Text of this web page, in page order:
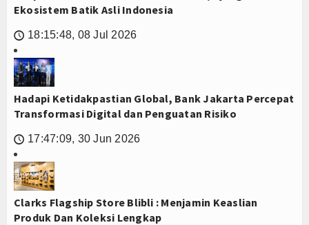
Ekosistem Batik Asli Indonesia
🕔 18:15:48, 08 Jul 2026
Hadapi Ketidakpastian Global, Bank Jakarta Percepat
Transformasi Digital dan Penguatan Risiko
🕔 17:47:09, 30 Jun 2026
Clarks Flagship Store Blibli : Menjamin Keaslian
Produk Dan Koleksi Lengkap